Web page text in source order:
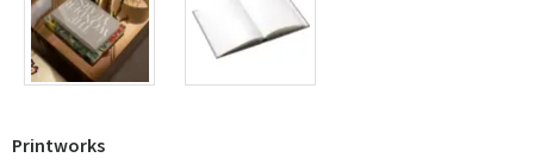
Printworks